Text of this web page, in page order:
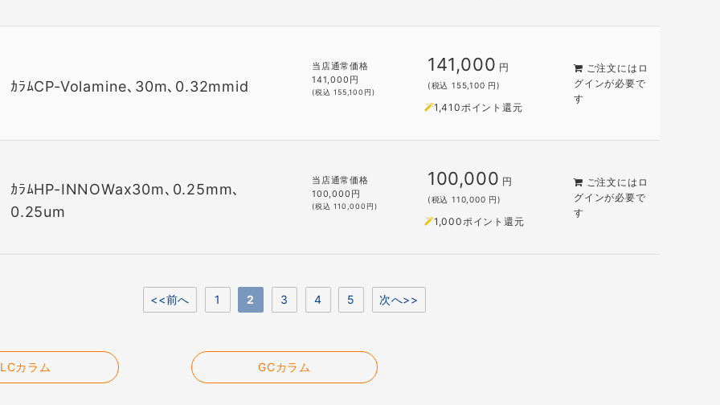
ｶﾗﾑCP-Volamine､30m､0.32mmid
当店通常価格
141,000 円
(税込155,100 円)
141,000 円
(税込 155,100 円)
1,410ポイント還元
ご注文には ロ
グインが必要で
す
ｶﾗﾑHP-INNOWax30m､0.25mm､
0.25um
当店通常価格
100,000 円
(税込110,000 円)
100,000 円
(税込 110,000 円)
1,000ポイント還元
ご注文には ロ
グインが必要で
す
<<前へ 1 2 3 4 5 次へ>>
LCカラム GCカラム